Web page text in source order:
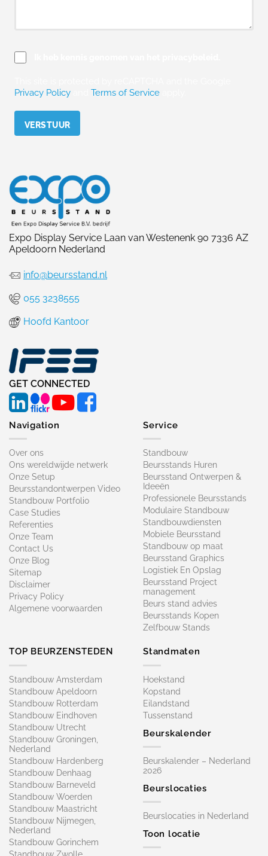
Privacy Policy
Terms of Service
Expo Display Service Laan van Westenenk 90 7336 AZ
Apeldoorn Nederland
info@beursstand.nl
055 3238555
Hoofd Kantoor
GET CONNECTED
Navigation
Over ons
Ons wereldwijde netwerk
Onze Setup
Beursstandontwerpen Video
Standbouw Portfolio
Case Studies
Referenties
Onze Team
Contact Us
Onze Blog
Sitemap
Disclaimer
Privacy Policy
Algemene voorwaarden
Service
Standbouw
Beursstands Huren
Beursstand Ontwerpen &
Ideeën
Professionele Beursstands
Modulaire Standbouw
Standbouwdiensten
Mobiele Beursstand
Standbouw op maat​
Beursstand Graphics
Logistiek En Opslag
Beursstand Project
management
Beurs stand advies
Beursstands Kopen
Zelfbouw Stands
TOP BEURZENSTEDEN
Standbouw Amsterdam
Standbouw Apeldoorn
Standbouw Rotterdam
Standbouw Eindhoven
Standbouw Utrecht
Standbouw Groningen,
Nederland
Standbouw Hardenberg
Standbouw Denhaag
Standbouw Barneveld
Standbouw Woerden
Standbouw Maastricht
Standbouw Nijmegen,
Nederland
Standbouw Gorinchem
Standbouw Zwolle
Standmaten
Hoekstand
Kopstand
Eilandstand
Tussenstand
Beurskalender
Beurskalender – Nederland
2026
Beurslocaties
Beurslocaties in Nederland
Toon locatie